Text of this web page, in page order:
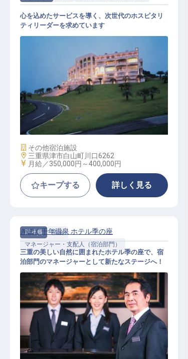
ホテル支配人候補
心を込めたサービスを導く、次世代のホスピタリ
ティリーダーを求めています
施設業態
その他宿泊施設
勤務地
三重県津市白山町川口6262
給与
月給／350,000円～400,000円
キープする 詳しく見る
正社員
宿泊
マネージャー・支配人（宿泊部門）
マネージャー・支配人（宿泊部門）
きほく千年温泉 ホテル季の座
三重の美しい自然に囲まれたホテル季の座で、宿
泊部門のマネージャーとして新たなステージへ！